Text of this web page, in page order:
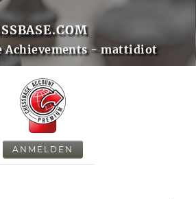
Achievements - mattidiot
ANMELDEN